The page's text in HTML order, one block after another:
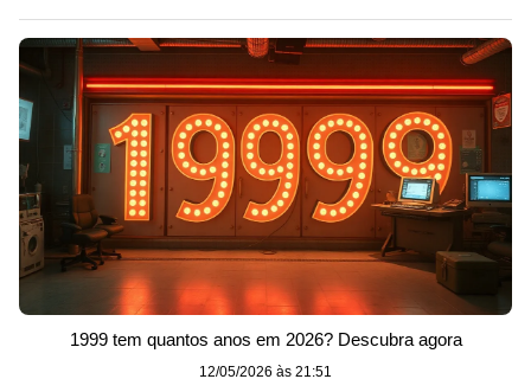
1999 tem quantos anos em 2026? Descubra agora
12/05/2026 às 21:51